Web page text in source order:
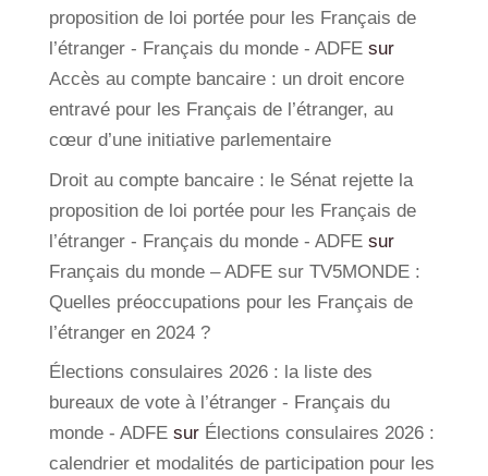
proposition de loi portée pour les Français de
l’étranger - Français du monde - ADFEsur
Accès au compte bancaire : un droit encore
entravé pour les Français de l’étranger, au
cœur d’une initiative parlementaire
Droit au compte bancaire : le Sénat rejette la
proposition de loi portée pour les Français de
l’étranger - Français du monde - ADFEsur
Français du monde – ADFE sur TV5MONDE :
Quelles préoccupations pour les Français de
l’étranger en 2024 ?
Élections consulaires 2026 : la liste des
bureaux de vote à l’étranger - Français du
monde - ADFEsur Élections consulaires 2026 :
calendrier et modalités de participation pour les